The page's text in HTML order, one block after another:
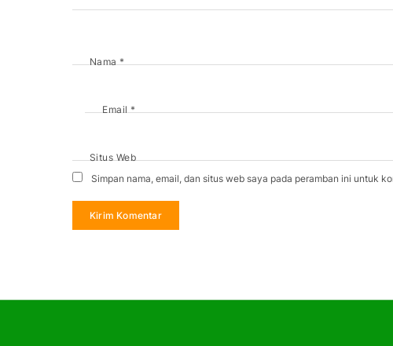
Nama*
Email*
Situs Web
Simpan nama, email, dan situs web saya pada peramban ini untuk